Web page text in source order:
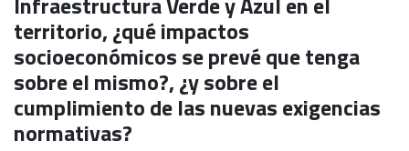
territorio, ¿qué impactos
socioeconómicos se prevé que tenga
sobre el mismo?, ¿y sobre el
cumplimiento de las nuevas exigencias
normativas?